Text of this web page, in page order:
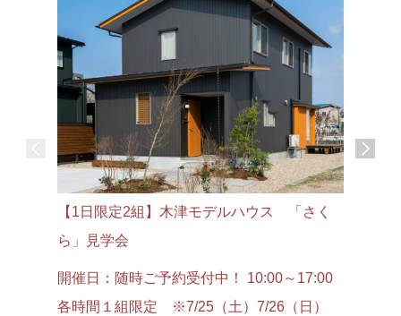
・本人の同意を得た場合。
・人の生命、身体又は財産の保護のために必要が
ある場合であり、かつ、本人の同意を得ることが
困難である場合。
・利用目的の達成のために、業務を委託する場
合。
・その他特別な事由がある場合。
4.安全確保の措置
当社は、収集した情報の漏洩、滅失、毀損の防止
またはその他収集した情報の適切な管理のために
【1日限定2組】木津モデルハウス 「さく
ら」見学会
開催日：随時ご予約受付中！ 10:00～17:00
各時間１組限定 ※7/25（土）7/26（日）